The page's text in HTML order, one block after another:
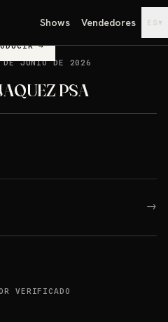
Shows Vendedores ES ▾
→
JUNIO DE 2026
PSA
→
VERIFICADO